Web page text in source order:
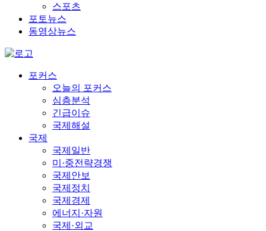
스포츠
포토뉴스
동영상뉴스
포커스
오늘의 포커스
심층분석
긴급이슈
국제해설
국제
국제일반
미·중전략경쟁
국제안보
국제정치
국제경제
에너지·자원
국제·외교